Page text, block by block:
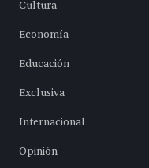
Cultura
Economía
Educación
Exclusiva
Internacional
Opinión